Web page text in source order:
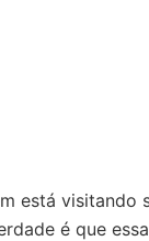
está visitando
é que